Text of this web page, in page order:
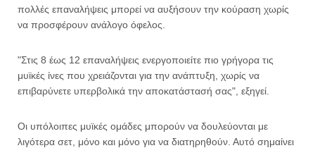
πολλές επαναλήψεις μπορεί να αυξήσουν την κούραση χωρίς
να προσφέρουν ανάλογο όφελος.
"Στις 8 έως 12 επαναλήψεις ενεργοποιείτε πιο γρήγορα τις
μυϊκές ίνες που χρειάζονται για την ανάπτυξη, χωρίς να
επιβαρύνετε υπερβολικά την αποκατάστασή σας", εξηγεί.
Οι υπόλοιπες μυϊκές ομάδες μπορούν να δουλεύονται με
λιγότερα σετ, μόνο και μόνο για να διατηρηθούν. Αυτό σημαίνει